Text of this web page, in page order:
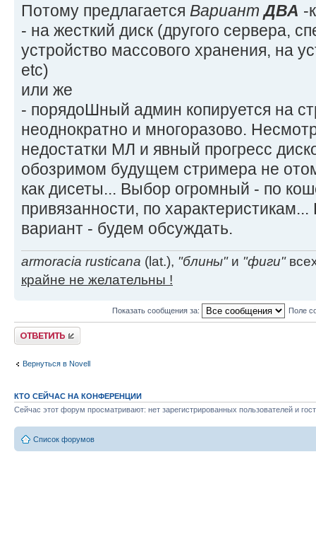
Потому предлагается ВариантДВА -
- на жесткий диск (другого сервера,
устройство массового хранения, на
etc)
или же
- порядоШный админ копируется на
неоднократно и многоразово.
недостатки МЛ и явный прогресс
обозримом будущем стримера не
как дисеты... Выбор огромный - по
привязанности, по
вариант - будем обсуждать.
armoracia rusticana (lat.), "блины"и "фиги"
крайне не желательны !
Показать сообщения за: Поле
Ответить
Вернуться в Novell
КТО СЕЙЧАС НА КОНФЕРЕНЦИИ
Сейчас этот форум просматривают: нет зарегистрированных пользователей и
Список форумов